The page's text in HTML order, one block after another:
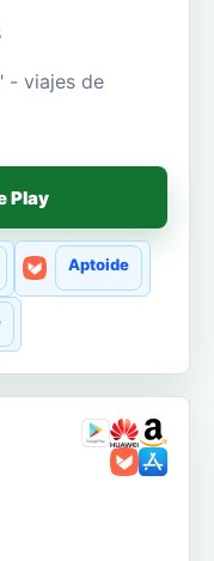
- viajes de
Play
Aptoide